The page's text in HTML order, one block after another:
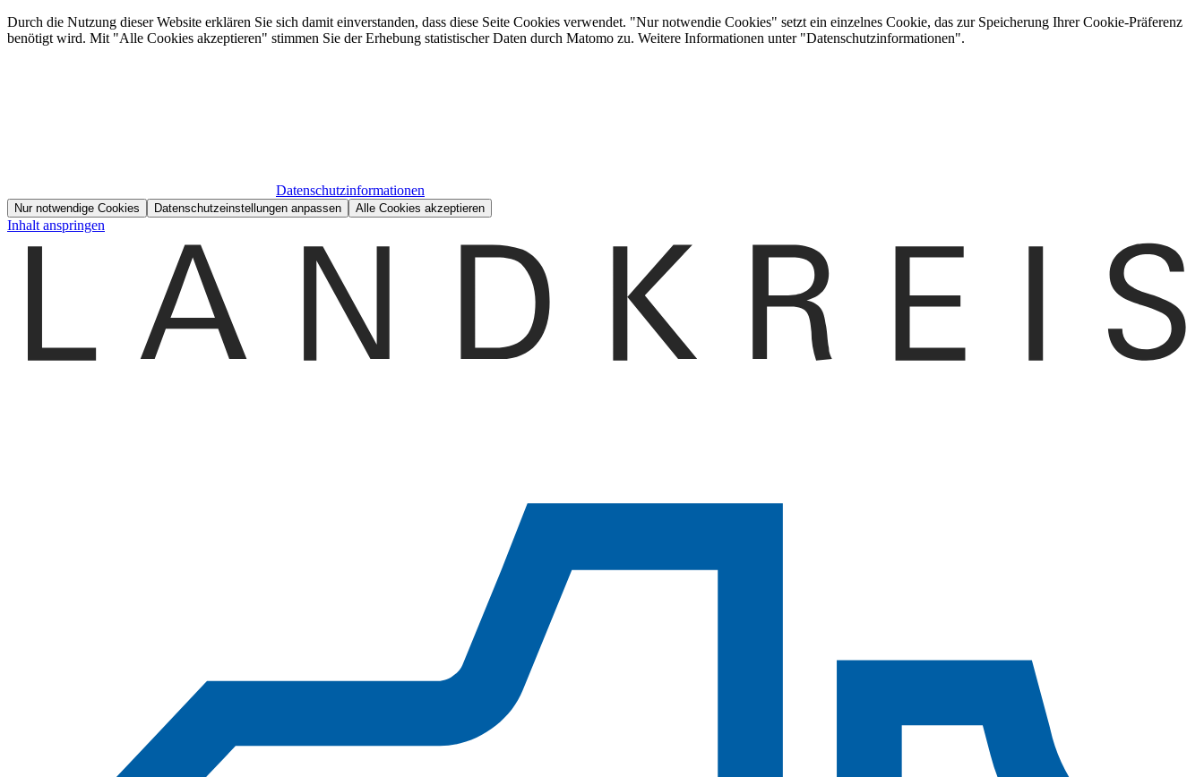
Durch die Nutzung dieser Website erklären Sie sich damit einverstanden, dass diese Seite Cookies verwendet. "Nur notwendie Cookies" setzt ein einzelnes Cookie, das zur Speicherung Ihrer Cookie-Präferenz
benötigt wird. Mit "Alle Cookies akzeptieren" stimmen Sie der Erhebung statistischer Daten durch Matomo zu. Weitere Informationen unter "Datenschutzinformationen".
Datenschutzinformationen
Nur notwendige Cookies Datenschutzeinstellungen anpassen Alle Cookies akzeptieren
Inhalt anspringen